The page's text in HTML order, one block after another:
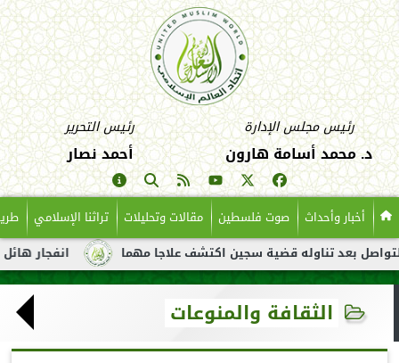
رئيس مجلس الإدارة
د. محمد أسامة هارون
رئيس التحرير
أحمد نصار
أخبار وأحداث صوت فلسطين مقالات وتحليلات تراثنا الإسلامي
انفجار هائل لناقلة نفط قضية سجين اكتشف علاجا مهما
الثقافة والمنوعات